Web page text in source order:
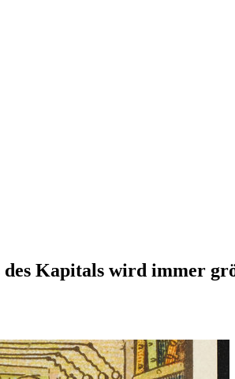
des Kapitals wird immer